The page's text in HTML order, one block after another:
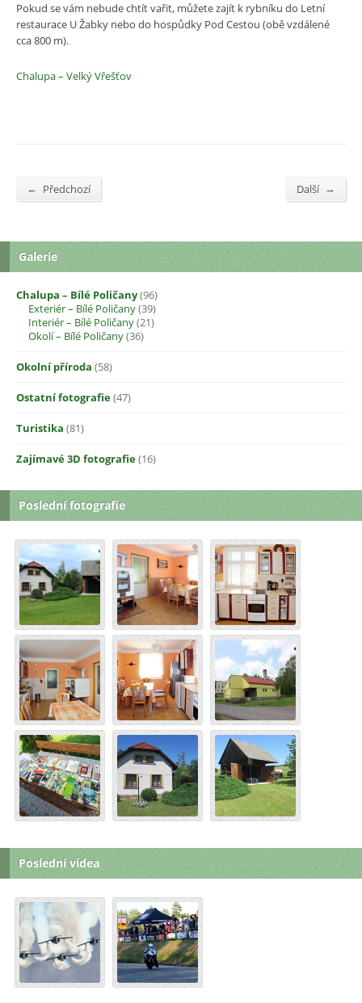
Pokud se vám nebude chtít vařit, můžete zajít k rybníku do Letní
restaurace U Žabky nebo do hospůdky Pod Cestou (obě vzdálené
cca 800 m).
Chalupa – Velký Vřešťov
← Předchozí Další →
Galerie
Chalupa – Bílé Poličany(96)
Exteriér – Bílé Poličany(39)
Interiér – Bílé Poličany(21)
Okolí – Bílé Poličany(36)
Okolní příroda (58)
Ostatní fotografie(47)
Turistika (81)
Zajímavé 3D fotografie(16)
Poslední fotografie
Poslední videa